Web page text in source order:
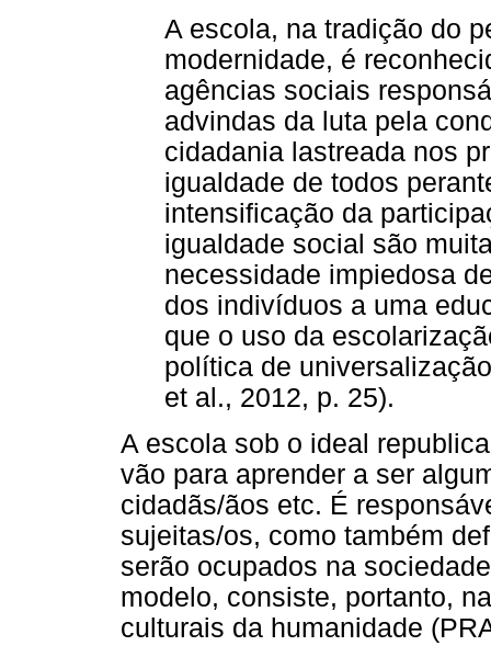
A escola, na tradição do
modernidade, é
agências sociais
advindas da luta pela
cidadania lastreada nos
igualdade de todos
intensificação da
igualdade social são
necessidade impiedosa
dos indivíduos a uma
que o uso da
política de
et al., 2012, p. 25).
A escola sob o ideal
vão para aprender a ser
cidadãs/ãos etc. É
sujeitas/os, como também
serão ocupados na
modelo, consiste, portanto,
culturais da humanidade